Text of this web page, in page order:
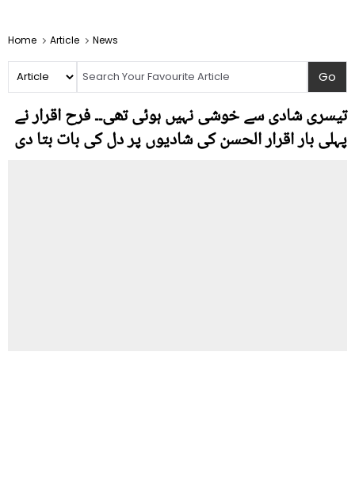
Home Article News
تیسری شادی سے خوشی نہیں ہوئی تھی۔۔ فرح اقرار نے
پہلی بار اقرار الحسن کی شادیوں پر دل کی بات بتا دی